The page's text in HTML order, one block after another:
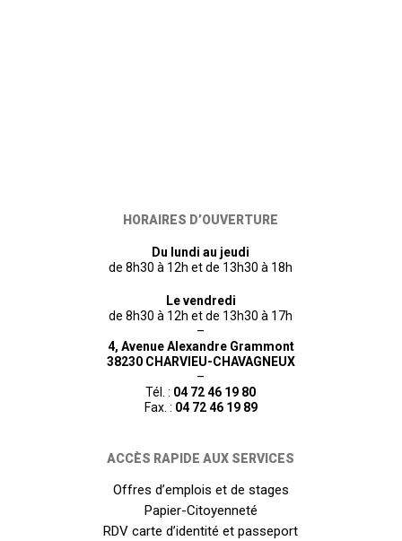
HORAIRES D’OUVERTURE
Du lundi au jeudi
de 8h30 à 12h et de 13h30 à 18h
Le vendredi
de 8h30 à 12h et de 13h30 à 17h
–
4, Avenue Alexandre Grammont
38230 CHARVIEU-CHAVAGNEUX
–
Tél. : 04 72 46 19 80
Fax. : 04 72 46 19 89
ACCÈS RAPIDE AUX SERVICES
Offres d’emplois et de stages
Papier-Citoyenneté
RDV carte d’identité et passeport